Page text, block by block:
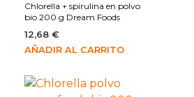
Chlorella + spirulina en polvo
bio 200 g Dream Foods
12,68 €
AÑADIR AL CARRITO